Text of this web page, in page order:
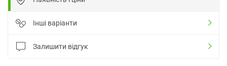
Інші варіанти
Залишити відгук